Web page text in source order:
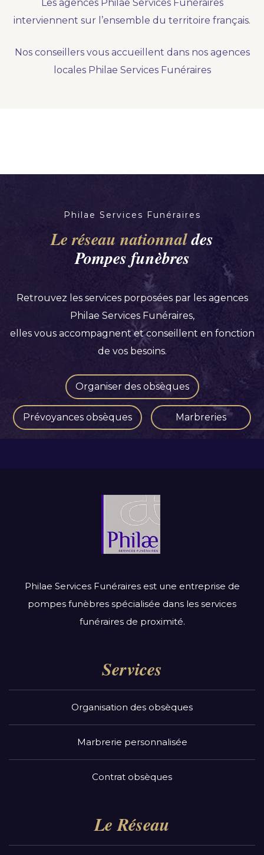
Nous vous accompagnons.
Nos produits en marbrerie
Les agences Philae Services Funéraires
interviennent sur l’ensemble du territoire français.
Nos conseillers vous accueillent dans nos agences
locales Philae Services Funéraires
Philae Services Funéraires
Le réseau nationnaldes
Pompes funèbres
Retrouvez les services porposées par les agences
Philae Services Funéraires,
elles vous accompagnent et conseillent en fonction
de vos besoins.
Organiser des obsèques
Prévoyances obsèques Marbreries
Philae Services Funéraires est une entreprise de
pompes funèbres spécialisée dans les services
funéraires de proximité.
Services
Organisation des obsèques
Marbrerie personnalisée
Contrat obsèques
Le Réseau